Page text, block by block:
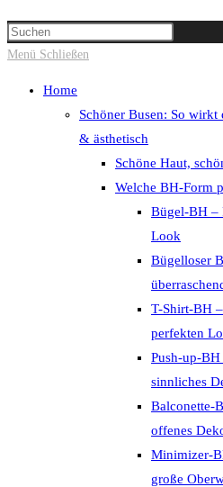
Suche
umschalten
the
panel.
Menü Schließen
Home
Schöner Busen: So
& ästhetisch
Schöne Haut,
Welche BH-Form
Bügel-BH –
Look
Bügelloser
T-Shirt-BH
perfekten
Push-up-
sinnliches
Balconette-
offenes
Minimizer-
große